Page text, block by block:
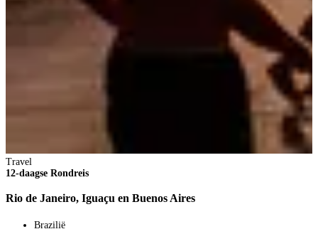
Travel
12-daagse Rondreis
Rio de Janeiro, Iguaçu en Buenos Aires
Brazilië